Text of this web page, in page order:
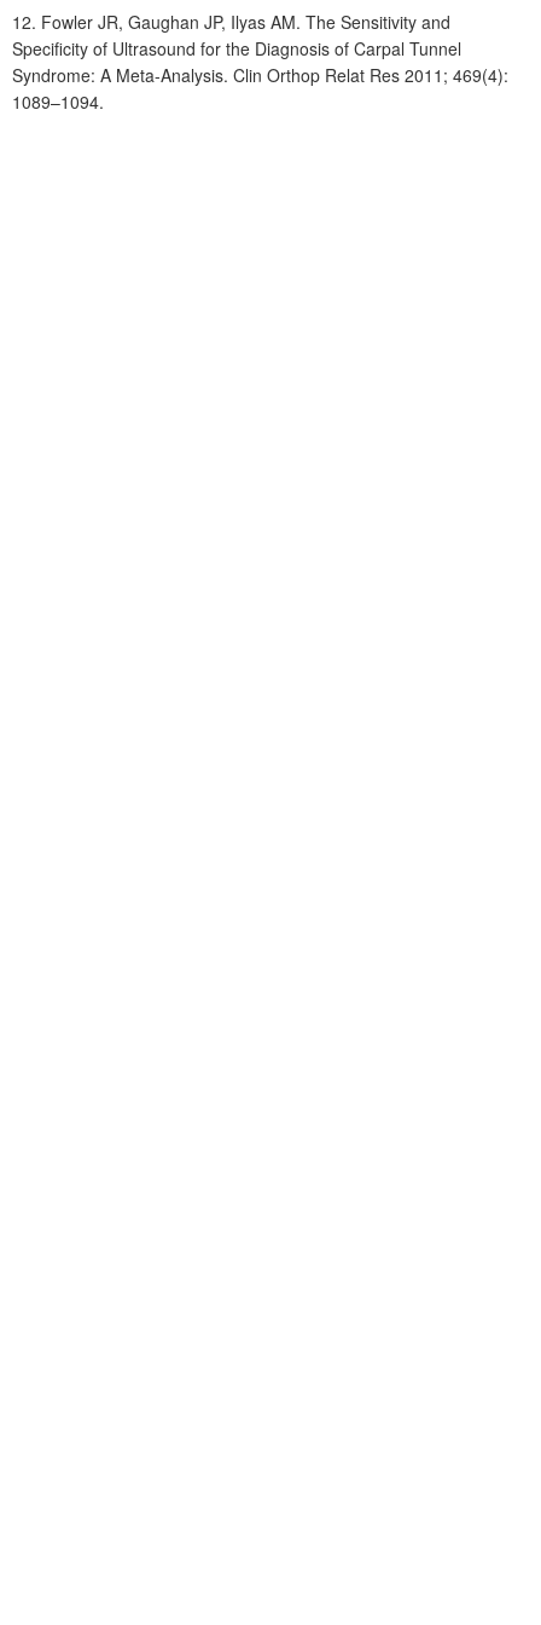
12. Fowler JR, Gaughan JP, Ilyas AM. The Sensitivity and
Specificity of Ultrasound for the Diagnosis of Carpal Tunnel
Syndrome: A Meta-Analysis. Clin Orthop Relat Res 2011; 469(4):
1089–1094.